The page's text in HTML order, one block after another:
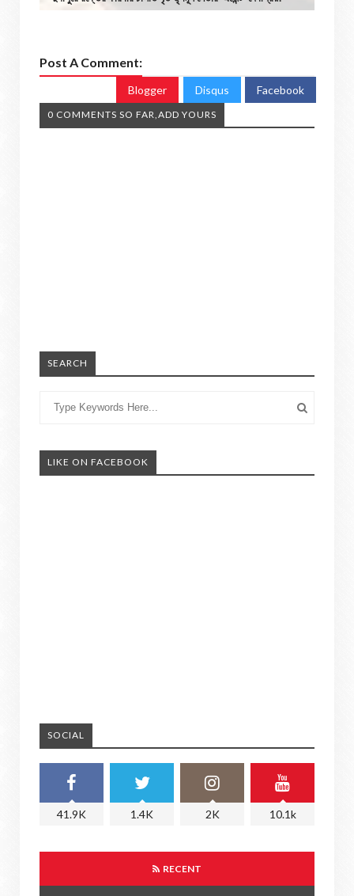
Post A Comment:
Blogger Disqus Facebook
0 COMMENTS SO FAR,ADD YOURS
SEARCH
LIKE ON FACEBOOK
SOCIAL
41.9K 1.4K 2K 10.1k
RECENT